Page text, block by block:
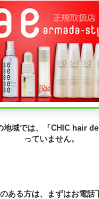
地域では、「CHIC hair
っていません。
ある方は、まずはお電話